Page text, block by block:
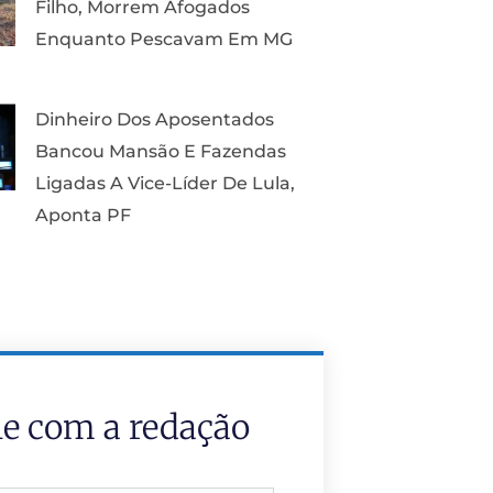
Filho, Morrem Afogados
Enquanto Pescavam Em MG
Dinheiro Dos Aposentados
Bancou Mansão E Fazendas
Ligadas A Vice-Líder De Lula,
Aponta PF
com a redação